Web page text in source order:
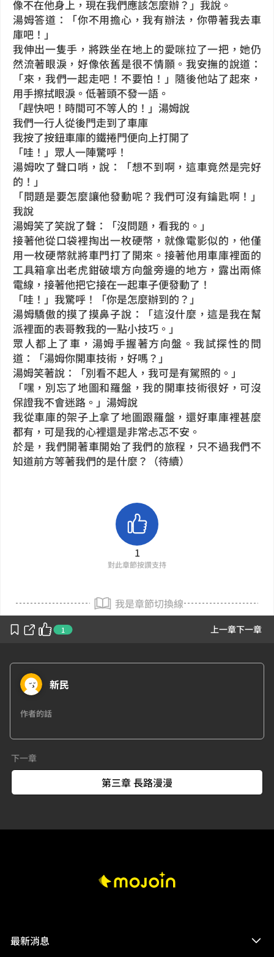
1 上一章下一章
像不在他身上，現在我們應該怎麼辦？」我說。
湯姆答道：「你不用擔心，我有辦法，你帶著我去車
庫吧！」
我伸出一隻手，將跌坐在地上的愛咪拉了一把，她仍
然流著眼淚，好像依舊是很不情願。我安撫的說道：
「來，我們一起走吧！不要怕！」隨後他站了起來，
用手擦拭眼淚。低著頭不發一語。
「趕快吧！時間可不等人的！」湯姆說
我們一行人從後門走到了車庫
我按了按鈕車庫的鐵捲門便向上打開了
「哇！」眾人一陣驚呼！
湯姆吹了聲口哨，說：「想不到啊，這車竟然是完好
的！」
「問題是要怎麼讓他發動呢？我們可沒有鑰匙啊！」
我說
湯姆笑了笑說了聲：「沒問題，看我的。」
接著他從口袋裡掏出一枚硬幣，就像電影似的，他僅
用一枚硬幣就將車門打了開來。接著他用車庫裡面的
工具箱拿出老虎鉗破壞方向盤旁邊的地方，露出兩條
電線，接著他把它接在一起車子便發動了！
「哇！」我驚呼！「你是怎麼辦到的？」
湯姆驕傲的摸了摸鼻子說：「這沒什麼，這是我在幫
派裡面的表哥教我的一點小技巧。」
眾人都上了車，湯姆手握著方向盤。我試探性的問
道：「湯姆你開車技術，好嗎？」
湯姆笑著說：「別看不起人，我可是有駕照的。」
「嘿，別忘了地圖和羅盤，我的開車技術很好，可沒
保證我不會迷路。」湯姆說
我從車庫的架子上拿了地圖跟羅盤，還好車庫裡甚麼
都有，可是我的心裡還是非常忐忑不安。
於是，我們開著車開始了我們的旅程，只不過我們不
知道前方等著我們的是什麼？（待續）
1
對此章節按讚支持
我是章節切換線
新民
作者的話
下一章
第三章 長路漫漫
最新消息